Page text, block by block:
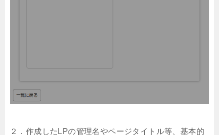
２．作成したLPの管理名やページタイトル等、基本的